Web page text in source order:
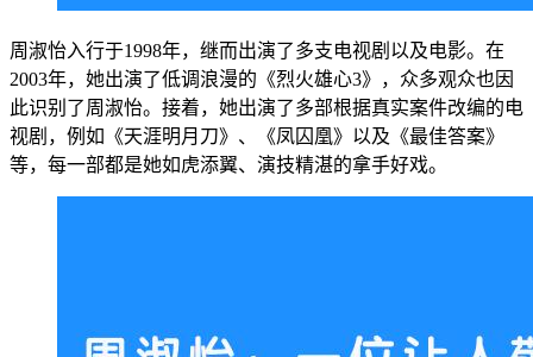
周淑怡入行于1998年，继而出演了多支电视剧以及电影。在
2003年，她出演了低调浪漫的《烈火雄心3》，众多观众也因
此识别了周淑怡。接着，她出演了多部根据真实案件改编的电
视剧，例如《天涯明月刀》、《凤囚凰》以及《最佳答案》
等，每一部都是她如虎添翼、演技精湛的拿手好戏。